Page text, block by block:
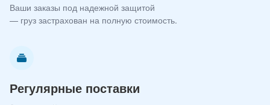
Ваши заказы под надежной защитой
— груз застрахован на полную стоимость.
Регулярные поставки